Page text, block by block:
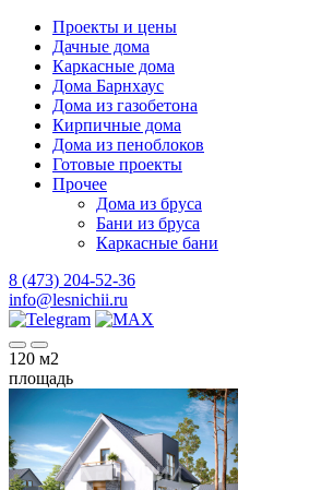
Проекты и цены
Дачные дома
Каркасные дома
Дома Барнхаус
Дома из газобетона
Кирпичные дома
Дома из пеноблоков
Готовые проекты
Прочее
Дома из бруса
Бани из бруса
Каркасные бани
8 (473) 204-52-36
info@lesnichii.ru
120 м2
площадь